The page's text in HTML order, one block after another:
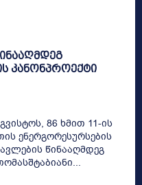
კანონპროექტი
86 ხმით 11-ის
ენერგორესურსების
წინააღმდეგ